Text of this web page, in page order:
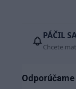
PÁČIL
Chcete
Odporúčame